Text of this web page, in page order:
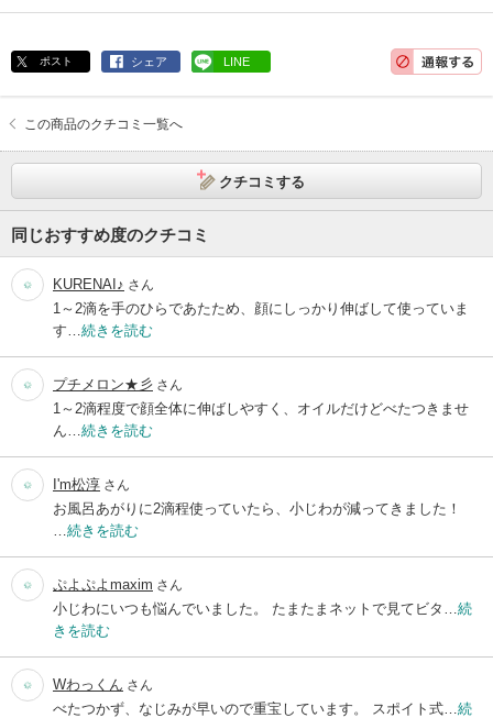
ポスト シェア LINE
この商品のクチコミ一覧へ
クチコミする
同じおすすめ度のクチコミ
KURENAI♪ さん
1～2滴を手のひらであたため、顔にしっかり伸ばして使っていま
す… 続きを読む
プチメロン★彡 さん
1～2滴程度で顔全体に伸ばしやすく、オイルだけどべたつきませ
ん… 続きを読む
I'm松淳 さん
お風呂あがりに2滴程使っていたら、小じわが減ってきました！
続きを読む
ぷよぷよmaxim さん
小じわにいつも悩んでいました。 たまたまネットで見てビタ… 続
きを読む
Wわっくん さん
べたつかず、なじみが早いので重宝しています。 スポイト式… 続